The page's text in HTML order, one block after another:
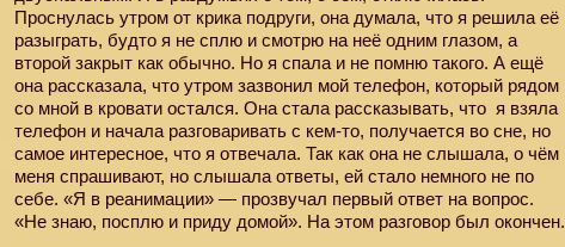
Проснулась утром от крика подруги, она думала, что я решила её
разыграть, будто я не сплю и смотрю на неё одним глазом, а
второй закрыт как обычно. Но я спала и не помню такого. А ещё
она рассказала, что утром зазвонил мой телефон, который рядом
со мной в кровати остался. Она стала рассказывать, что я взяла
телефон и начала разговаривать с кем-то, получается во сне, но
самое интересное, что я отвечала. Так как она не слышала, о чём
меня спрашивают, но слышала ответы, ей стало немного не по
себе. «Я в реанимации» — прозвучал первый ответ на вопрос.
«Не знаю, посплю и приду домой». На этом разговор был окончен.